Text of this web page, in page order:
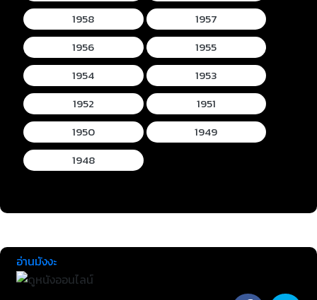
1958
1957
1956
1955
1954
1953
1952
1951
1950
1949
1948
อ่านมังงะ